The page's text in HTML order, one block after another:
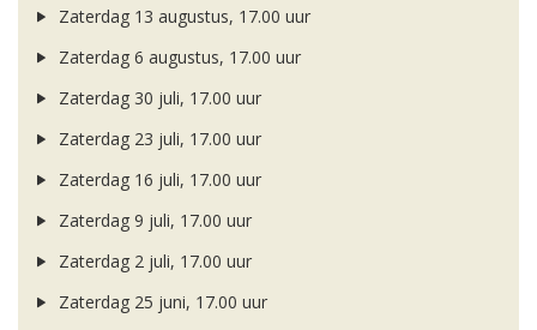
Zaterdag 13 augustus, 17.00 uur
Zaterdag 6 augustus, 17.00 uur
Zaterdag 30 juli, 17.00 uur
Zaterdag 23 juli, 17.00 uur
Zaterdag 16 juli, 17.00 uur
Zaterdag 9 juli, 17.00 uur
Zaterdag 2 juli, 17.00 uur
Zaterdag 25 juni, 17.00 uur